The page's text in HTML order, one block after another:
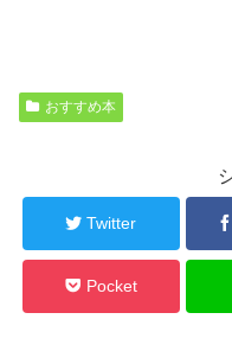
おすすめ本
Twitter
Pocket